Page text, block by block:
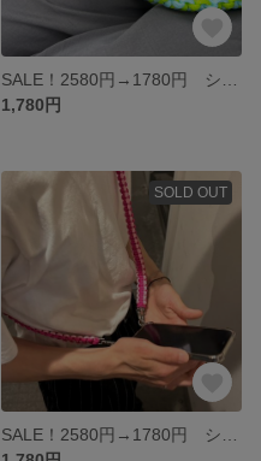
1,780円
SOLD OUT